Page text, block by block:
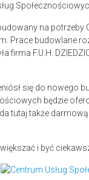
na potrzeby
Prace budowlane
firma F.U.H.
się do nowego
będzie
tutaj także
i być